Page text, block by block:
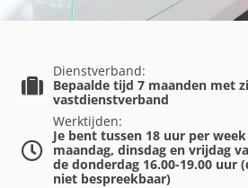
Dienstverband:
Bepaalde tijd 7 maanden met
vastdienstverband
Werktijden:
Je bent tussen 18 uur per
maandag, dinsdag en vrijdag
de donderdag 16.00-19.00 uur
niet bespreekbaar)